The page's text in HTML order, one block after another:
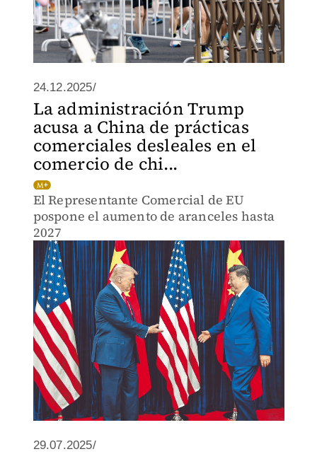
24.12.2025/
La administración Trump
acusa a China de prácticas
comerciales desleales en el
comercio de chi...
El Representante Comercial de EU
pospone el aumento de aranceles hasta
2027
29.07.2025/